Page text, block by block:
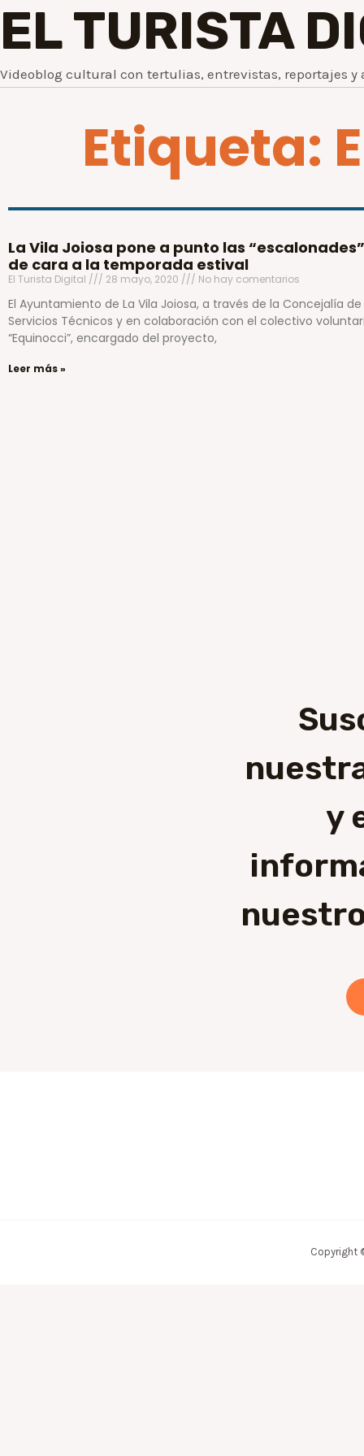
EL TURISTA
Videoblog cultural con tertulias, entrevistas, reportajes y
Etiqueta:
La Vila Joiosa pone a punto las “escalonades”
de cara a la temporada estival
El Turista Digital 28 mayo, 2020 No hay comentarios
El Ayuntamiento de La Vila Joiosa, a través de la Concejalía de
Servicios Técnicos y en colaboración con el colectivo
“Equinocci”, encargado del proyecto,
Leer más »
y
Copyright